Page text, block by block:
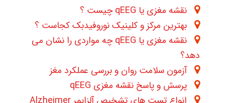
نقشه مغزی یا qEEG چیست ؟
بهترین مرکز و کلینیک نوروفیدبک کجاست ؟
نقشه مغزی یا qEEG چه مواردی را نشان می
دهد؟
آزمون سلامت روان و بررسی عملکرد مغز
پرسش و پاسخ نقشه مغزی qEEG